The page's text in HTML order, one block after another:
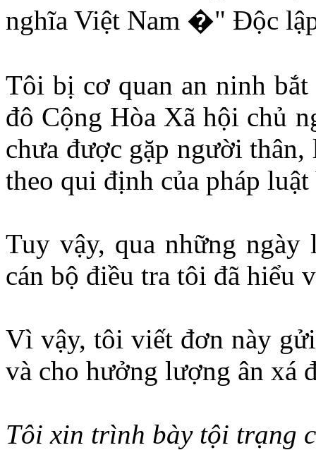
nghĩa Việt Nam �" Ðộc
Tôi bị cơ quan an ninh
đô Cộng Hòa Xã hội chủ
chưa được gặp người
theo qui định của pháp
Tuy vậy, qua những
cán bộ điều tra tôi đã hiểu
Vì vậy, tôi viết đơn này
và cho hưởng lượng ân xá
Tôi xin trình bày tội trạng